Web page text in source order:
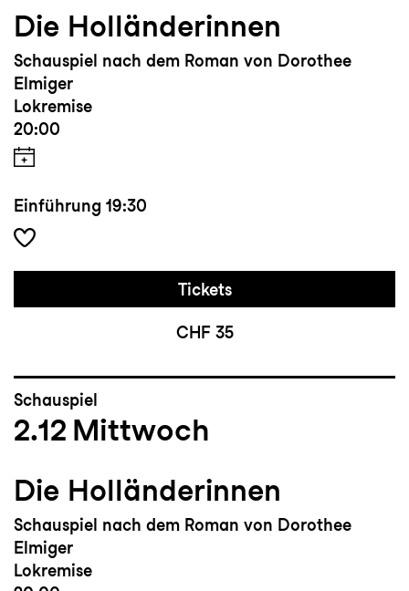
Die Holländerinnen
Schauspiel nach dem Roman von Dorothee
Elmiger
Lokremise
20:00
Einführung 19:30
Tickets
CHF 35
Schauspiel
2.12 Mittwoch
Die Holländerinnen
Schauspiel nach dem Roman von Dorothee
Elmiger
Lokremise